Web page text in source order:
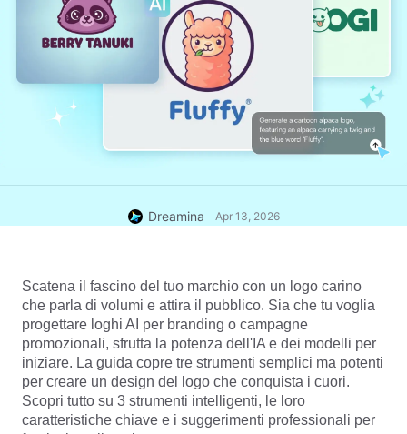
Dreamina Apr 13, 2026
Scatena il fascino del tuo marchio con un logo carino
che parla di volumi e attira il pubblico. Sia che tu voglia
progettare loghi AI per branding o campagne
promozionali, sfrutta la potenza dell'IA e dei modelli per
iniziare. La guida copre tre strumenti semplici ma potenti
per creare un design del logo che conquista i cuori.
Scopri tutto su 3 strumenti intelligenti, le loro
caratteristiche chiave e i suggerimenti professionali per